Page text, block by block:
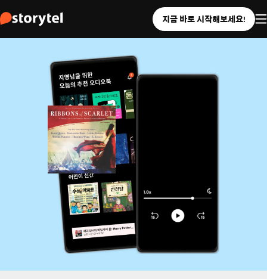
지금 바로 시작해보세요!